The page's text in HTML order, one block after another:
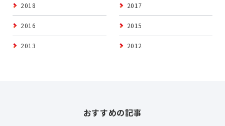
2018 2017
2016 2015
2013 2012
おすすめの記事